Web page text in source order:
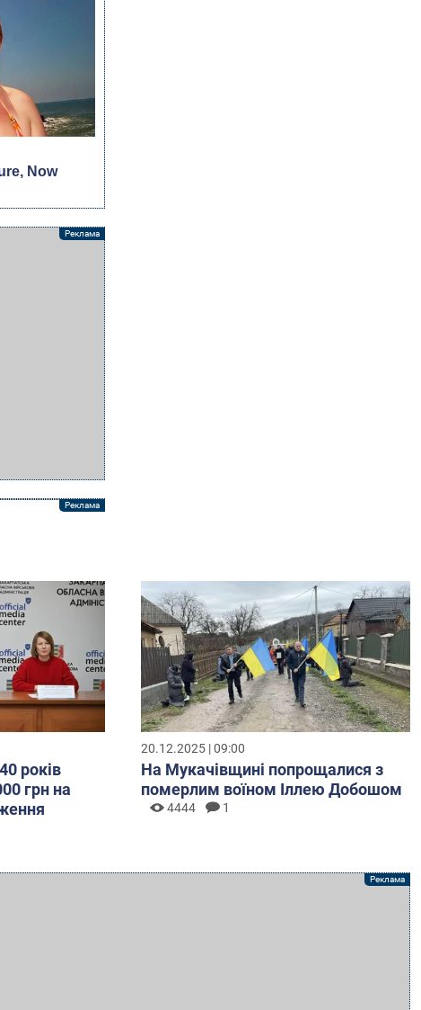
років
грн на
20.12.2025 | 09:00
На Мукачівщині попрощалися з
померлим воїном Іллею Добошом
4444 1